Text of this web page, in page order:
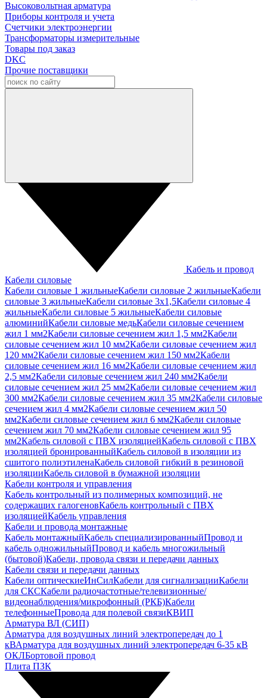
Высоковольтная арматура
Приборы контроля и учета
Счетчики электроэнергии
Трансформаторы измерительные
Товары под заказ
DKC
Прочие поставщики
Кабель и провод
Кабели силовые
Кабели силовые 1 жильныеКабели силовые 2 жильныеКабели
силовые 3 жильныеКабели силовые 3х1,5Кабели силовые 4
жильныеКабели силовые 5 жильныеКабели силовые
алюминийКабели силовые медьКабели силовые сечением
жил 1 мм2Кабели силовые сечением жил 1,5 мм2Кабели
силовые сечением жил 10 мм2Кабели силовые сечением жил
120 мм2Кабели силовые сечением жил 150 мм2Кабели
силовые сечением жил 16 мм2Кабели силовые сечением жил
2,5 мм2Кабели силовые сечением жил 240 мм2Кабели
силовые сечением жил 25 мм2Кабели силовые сечением жил
300 мм2Кабели силовые сечением жил 35 мм2Кабели силовые
сечением жил 4 мм2Кабели силовые сечением жил 50
мм2Кабели силовые сечением жил 6 мм2Кабели силовые
сечением жил 70 мм2Кабели силовые сечением жил 95
мм2Кабель силовой с ПВХ изоляциейКабель силовой с ПВХ
изоляцией бронированныйКабель силовой в изоляции из
сшитого полиэтиленаКабель силовой гибкий в резиновой
изоляцииКабель силовой в бумажной изоляции
Кабели контроля и управления
Кабель контрольный из полимерных композиций, не
содержащих галогеновКабель контрольный с ПВХ
изоляциейКабель управления
Кабели и провода монтажные
Кабель монтажныйКабель специализированныйПровод и
кабель одножильныйПровод и кабель многожильный
(бытовой)Кабели, провода связи и передачи данных
Кабели связи и передачи данных
Кабели оптическиеИнСилКабели для сигнализацииКабели
для СКСКабели радиочастотные/телевизионные/
видеонаблюдения/микрофонный (РКБ)Кабели
телефонныеПровода для полевой связиКВИП
Арматура ВЛ (СИП)
Арматура для воздушных линий электропередач до 1
кВАрматура для воздушных линий электропередач 6-35 кВ
ОКЛБортовой провод
Плита ПЗК